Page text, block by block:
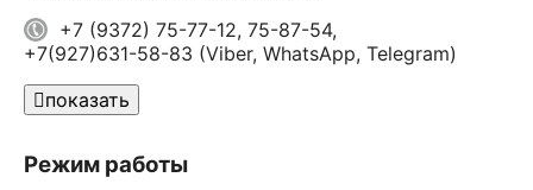
+7 (9372) 75-77-12, 75-87-54,
+7(927)631-58-83 (Viber, WhatsApp, Telegram)
показать
Режим работы